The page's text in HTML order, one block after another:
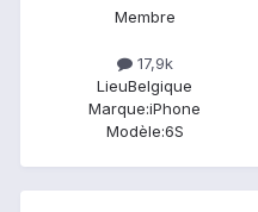
Membre
17,9k
LieuBelgique
Marque:iPhone
Modèle:6S